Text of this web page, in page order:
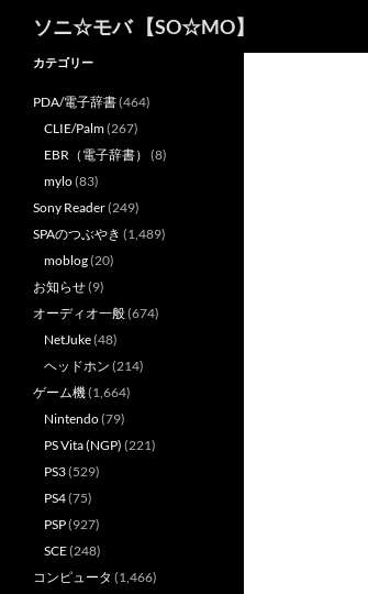
ソニ☆モバ 【SO☆MO】
カテゴリー
PDA/電子辞書(464)
CLIE/Palm(267)
EBR（電子辞書） (8)
mylo(83)
Sony Reader(249)
SPAのつぶやき (1,489)
moblog(20)
お知らせ(9)
オーディオ一般(674)
NetJuke(48)
ヘッドホン (214)
ゲーム機(1,664)
Nintendo(79)
PS Vita (NGP) (221)
PS3(529)
PS4(75)
PSP(927)
SCE(248)
コンピュータ (1,466)